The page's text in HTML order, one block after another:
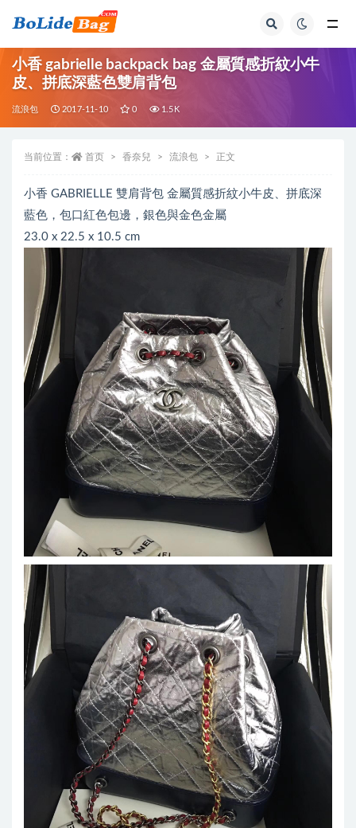
小香 gabrielle backpack bag 金屬質感折紋小牛
皮、拼底深藍色雙肩背包
流浪包 2017-11-10 0 1.5K
当前位置： 首页 香奈兒 流浪包 正文
小香 GABRIELLE 雙肩背包 金屬質感折紋小牛皮、拼底深
藍色，包口紅色包邊，銀色與金色金屬
23.0 x 22.5 x 10.5 cm